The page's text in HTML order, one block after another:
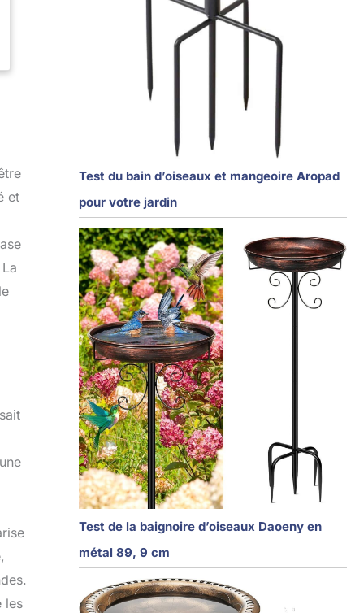
et
les
Test du bain d’oiseaux et mangeoire Aropad
pour votre jardin
Test de la baignoire d’oiseaux Daoeny en
métal 89, 9 cm